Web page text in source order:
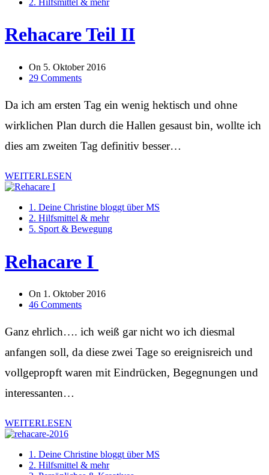
Rehacare Teil II
On 5. Oktober 2016
29 Comments
Da ich am ersten Tag ein wenig hektisch und ohne
wirklichen Plan durch die Hallen gesaust bin, wollte ich
dies am zweiten Tag definitiv besser…
WEITERLESEN
1. Deine Christine bloggt über MS
2. Hilfsmittel & mehr
5. Sport & Bewegung
Rehacare I
On 1. Oktober 2016
46 Comments
Ganz ehrlich…. ich weiß gar nicht wo ich diesmal
anfangen soll, da diese zwei Tage so ereignisreich und
vollgepropft waren mit Eindrücken, Begegnungen und
interessanten…
WEITERLESEN
1. Deine Christine bloggt über MS
2. Hilfsmittel & mehr